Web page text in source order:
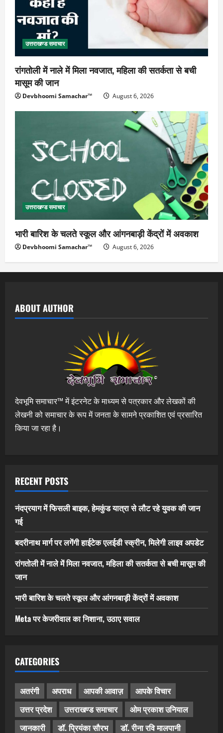
उत्तराखण्ड समाचार
रांगतोली में नाले में मिला नवजात, महिला की सतर्कता से बची
मासूम की जान
Devbhoomi Samachar™ August 6, 2026
उत्तराखण्ड समाचार
भारी बारिश के चलते स्कूल और आंगनबाड़ी केंद्रों में अवकाश
Devbhoomi Samachar™ August 6, 2026
ABOUT AUTHOR
देवभूमि समाचार™ में इंटरनेट के माध्यम से पत्रकार और लेखकों की
लेखनी को समाचार के रूप में जनता के सामने प्रकाशित एवं प्रसारित
किया जा रहा है।
RECENT POSTS
नंदप्रयाग में फिसली बाइक, हेमकुंड यात्रा से लौट रहे युवक की जान
गई
बदरीनाथ मार्ग पर लगेंगी हाईटेक एलईडी स्क्रीन, मिलेगी लाइव अपडेट
रांगतोली में नाले में मिला नवजात, महिला की सतर्कता से बची मासूम की
जान
भारी बारिश के चलते स्कूल और आंगनबाड़ी केंद्रों में अवकाश
Meta पर केजरीवाल का निशाना, उठाए सवाल
CATEGORIES
अतरंगी अपराध आपकी आवाज़
आपके विचार
उत्तर प्रदेश
उत्तराखण्ड समाचार
ओम प्रकाश उनियाल
जानकारी
डॉ. प्रियंका सौरभ डॉ. रीना रवि मालपानी